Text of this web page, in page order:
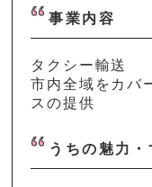
事業内容
タクシー輸送
市内全域をカバ
スの提供
うちの魅力